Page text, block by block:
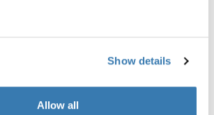
Show details
Allow all